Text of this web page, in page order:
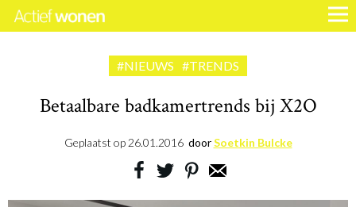
#NIEUWS #TRENDS
Betaalbare badkamertrends bij X2O
Geplaatst op 26.01.2016 doorSoetkin Bulcke